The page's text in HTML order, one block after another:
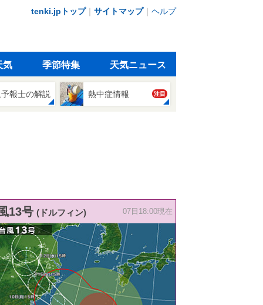
tenki.jpトップ｜ サイトマップ｜ ヘルプ
気 季節特集 天気ニュース
報士の解説 熱中症情報 注目
13号 (ドルフィン) 07日18:00現在